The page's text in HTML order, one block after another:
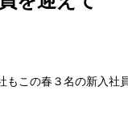
もこの春３名の新入社